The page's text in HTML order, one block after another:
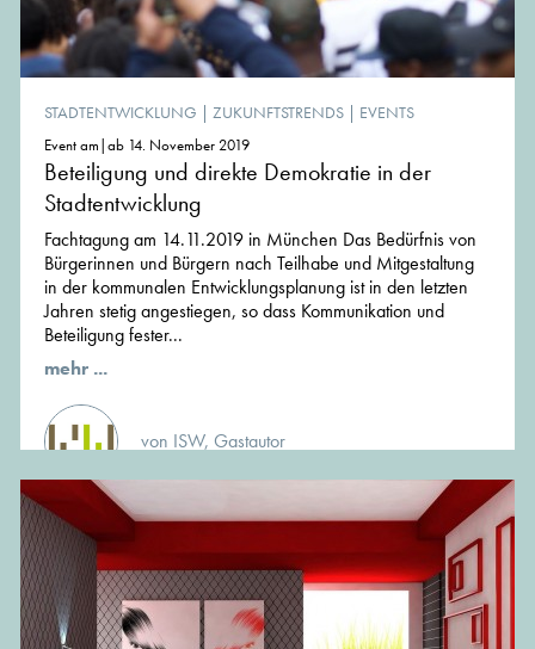
STADTENTWICKLUNG | ZUKUNFTSTRENDS | EVENTS
Event am|ab 14. November 2019
Beteiligung und direkte Demokratie in der
Stadtentwicklung
Fachtagung am 14.11.2019 in München Das Bedürfnis von
Bürgerinnen und Bürgern nach Teilhabe und Mitgestaltung
in der kommunalen Entwicklungsplanung ist in den letzten
Jahren stetig angestiegen, so dass Kommunikation und
Beteiligung fester...
mehr ...
von ISW, Gastautor